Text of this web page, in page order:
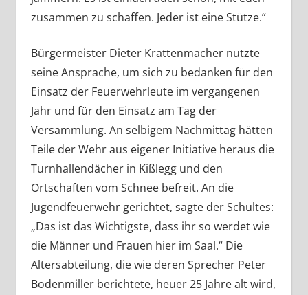
zusammen zu schaffen. Jeder ist eine Stütze.“
Bürgermeister Dieter Krattenmacher nutzte
seine Ansprache, um sich zu bedanken für den
Einsatz der Feuerwehrleute im vergangenen
Jahr und für den Einsatz am Tag der
Versammlung. An selbigem Nachmittag hätten
Teile der Wehr aus eigener Initiative heraus die
Turnhallendächer in Kißlegg und den
Ortschaften vom Schnee befreit. An die
Jugendfeuerwehr gerichtet, sagte der Schultes:
„Das ist das Wichtigste, dass ihr so werdet wie
die Männer und Frauen hier im Saal.“ Die
Altersabteilung, die wie deren Sprecher Peter
Bodenmiller berichtete, heuer 25 Jahre alt wird,